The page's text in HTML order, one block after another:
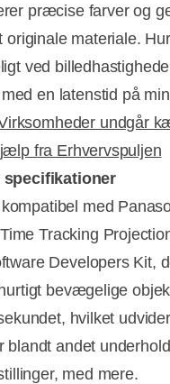
præcise farver og
originale materiale.
ved
en latenstid på
undgår
fra Erhvervspuljen
specifikationer
med
Tracking
Developers Kit,
bevægelige
hvilket
blandt andet
med mere.